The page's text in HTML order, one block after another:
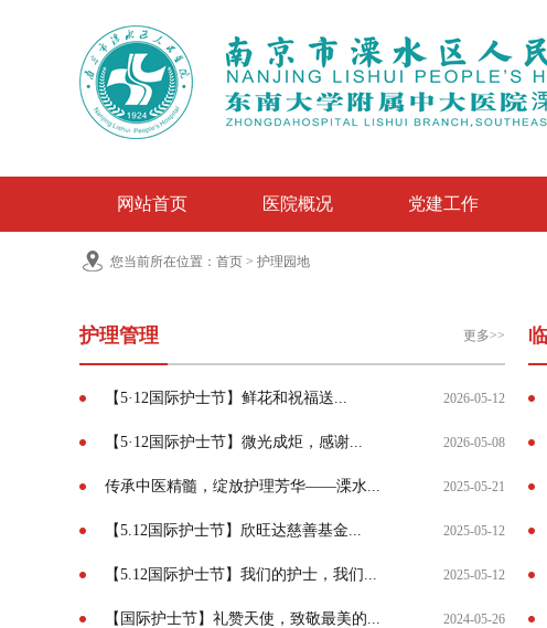
网站首页 医院概况 党建工作
您当前所在位置： 首页 > 护理园地
护理管理 更多>>
【5·12国际护士节】鲜花和祝福送... 2026-05-12
【5·12国际护士节】微光成炬，感谢... 2026-05-08
传承中医精髓，绽放护理芳华——溧水... 2025-05-21
【5.12国际护士节】欣旺达慈善基金... 2025-05-12
【5.12国际护士节】我们的护士，我们... 2025-05-12
【国际护士节】礼赞天使，致敬最美的... 2024-05-26